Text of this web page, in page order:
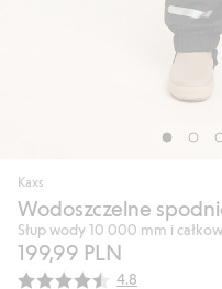
Kaxs
Wodoszczelne
Słup wody 10 000 mm i
199,99 PLN
Średnia ocena:
4.8